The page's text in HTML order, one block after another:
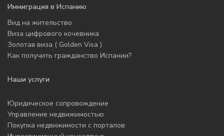
Иммиграция в Испанию
Вид на жительство
Виза цифрового кочевника
Золотая виза ( Golden Visa )
Как получить гражданство Испании?
Наши услуги
Юридическое сопровождение
Управление недвижимостью
Покупка недвижимости с порталов